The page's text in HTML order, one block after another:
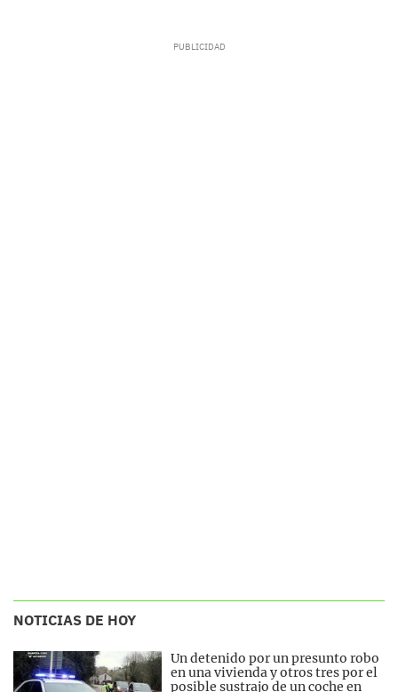
NOTICIAS DE HOY
Un detenido por un presunto robo
en una vivienda y otros tres por el
posible sustrajo de un coche en